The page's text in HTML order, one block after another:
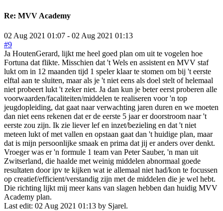
Re: MVV Academy
02 Aug 2021 01:07 - 02 Aug 2021 01:13
#9
Ja HoutenGerard, lijkt me heel goed plan om uit te vogelen hoe
Fortuna dat flikte. Misschien dat 't Wels en assistent en MVV staf
lukt om in 12 maanden tijd 1 speler klaar te stomen om bij 't eerste
elftal aan te sluiten, maar als je 't niet eens als doel stelt of helemaal
niet probeert lukt 't zeker niet. Ja dan kun je beter eerst proberen alle
voorwaarden/facaliteiten/middelen te realiseren voor 'n top
jeugdopleiding, dat gaat naar verwachting jaren duren en we moeten
dan niet eens rekenen dat er de eerste 5 jaar er doorstroom naar 't
eerste zou zijn. Ik zie liever lef en inzet/bezieling en dat 't niet
meteen lukt of met vallen en opstaan gaat dan 't huidige plan, maar
dat is mijn persoonlijke smaak en prima dat jij er anders over denkt.
Vroeger was er 'n formule 1 team van Peter Sauber, 'n man uit
Zwitserland, die haalde met weinig middelen abnormaal goede
resultaten door ipv te kijken wat ie allemaal niet had/kon te focussen
op creatief/efficient/verstandig zijn met de middelen die je wel hebt.
Die richting lijkt mij meer kans van slagen hebben dan huidig MVV
Academy plan.
Last edit: 02 Aug 2021 01:13 by Sjarel.